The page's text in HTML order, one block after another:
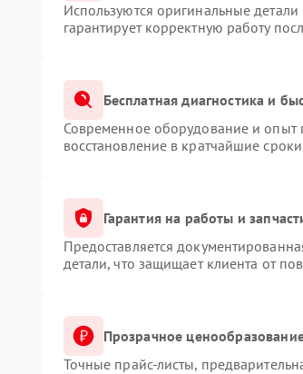
Используются оригинальные
гарантирует корректную работу
Бесплатная диагностика и
Современное оборудование и опыт
восстановление в кратчайшие
Гарантия на работы и
Предоставляется
детали, что защищает клиента от
Прозрачное
Точные прайс-листы,